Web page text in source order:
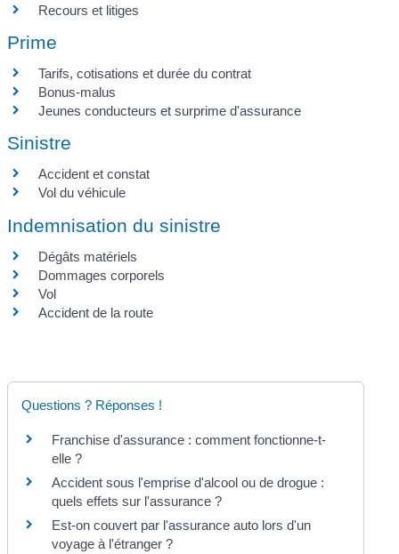
Recours et litiges
Prime
Tarifs, cotisations et durée du contrat
Bonus-malus
Jeunes conducteurs et surprime d'assurance
Sinistre
Accident et constat
Vol du véhicule
Indemnisation du sinistre
Dégâts matériels
Dommages corporels
Vol
Accident de la route
Questions ? Réponses !
Franchise d'assurance : comment fonctionne-t-
elle ?
Accident sous l'emprise d'alcool ou de drogue :
quels effets sur l'assurance ?
Est-on couvert par l'assurance auto lors d'un
voyage à l'étranger ?